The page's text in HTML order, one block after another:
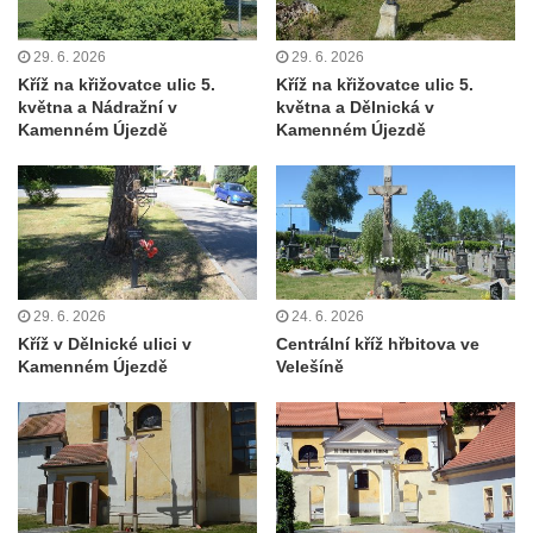
Centrální kříž na starém hřbitově ve
Vilémově
Centrální kříž na novém hřbitově ve
Vilémově
Kříž u kostela Nanebevzetí Panny Marie na
křížové cestě ve Vilémově
Kříž u cesty mezi Růžovou a Kamenickou
Strání
Kříž u severní zdi kostela Nalezení svatého
Kříže ve Frýdlantu
Kříž na Křížové cestě na Křížovém vrchu ve
Frýdlantu
Centrální kříž hřbitova ve Sloupu v Čechách
Kříž u koryta náhonu na Chřibské Kamenici
Kříž na Strážném vrchu v Rumburku
29. 6. 2026
Kříž na křižovatce ulic 5.
května a Nádražní v
Kamenném Újezdě
29. 6. 2026
Kříž na křižovatce ulic 5.
května a Dělnická v
Kamenném Újezdě
29. 6. 2026
Kříž v Dělnické ulici v
Kamenném Újezdě
24. 6. 2026
Centrální kříž hřbitova ve
Velešíně